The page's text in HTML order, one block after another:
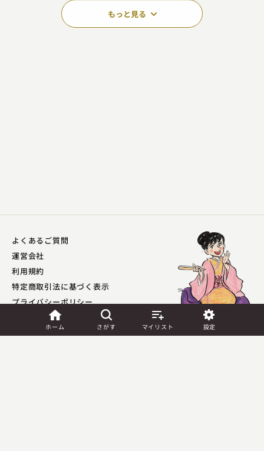
ホーム さがす マイリスト 設定
もっと見る
よくあるご質問
運営会社
利用規約
特定商取引法に基づく表示
プライバシーポリシー​
外部送信ポリシー